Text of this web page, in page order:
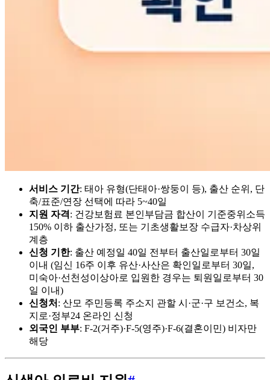
서비스 기간: 태아 유형(단태아·쌍둥이 등), 출산 순위, 단
축/표준/연장 선택에 따라 5~40일
지원 자격: 건강보험료 본인부담금 합산이 기준중위소득
150% 이하 출산가정, 또는 기초생활보장 수급자·차상위
계층
신청 기한: 출산 예정일 40일 전부터 출산일로부터 30일
이내 (임신 16주 이후 유산·사산은 확인일로부터 30일,
미숙아·선천성이상아로 입원한 경우는 퇴원일로부터 30
일 이내)
신청처 : 산모 주민등록 주소지 관할 시·군·구 보건소, 복
지로·정부24 온라인 신청
외국인 부부: F-2(거주)·F-5(영주)·F-6(결혼이민) 비자만
해당